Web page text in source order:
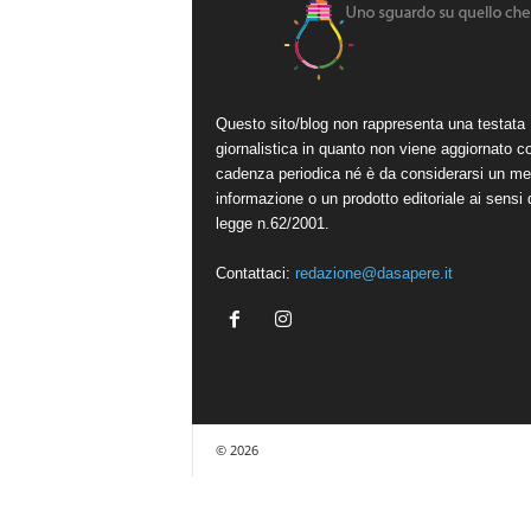
Questo sito/blog non rappresenta una testata
giornalistica in quanto non viene aggiornato
cadenza periodica né è da considerarsi un
informazione o un prodotto editoriale ai sensi
legge n.62/2001.
Contattaci: redazione@dasapere.it
© 2026